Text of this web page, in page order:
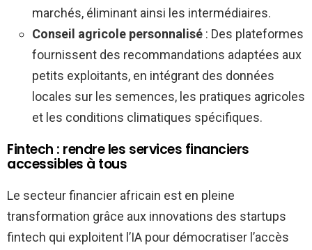
marchés, éliminant ainsi les intermédiaires.
Conseil agricole personnalisé : Des plateformes
fournissent des recommandations adaptées aux
petits exploitants, en intégrant des données
locales sur les semences, les pratiques agricoles
et les conditions climatiques spécifiques.
Fintech : rendre les services financiers
accessibles à tous
Le secteur financier africain est en pleine
transformation grâce aux innovations des startups
fintech qui exploitent l’IA pour démocratiser l’accès